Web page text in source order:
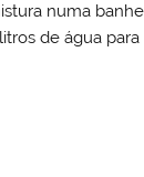
numa
de água para